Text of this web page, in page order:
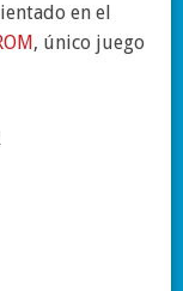
en el
, único juego